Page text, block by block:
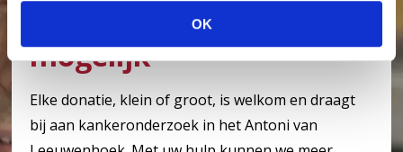
l
c
e
OK
Maak meer onderzoek
mogelijk
Elke donatie, klein of groot, is welkom en draagt
bij aan kankeronderzoek in het Antoni van